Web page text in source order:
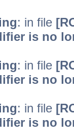
: in file
is no
: in file
is no
: in file
is no